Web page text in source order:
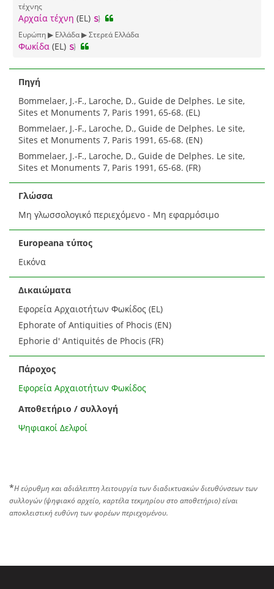
τέχνης
Αρχαία τέχνη (EL)
Ευρώπη ▶ Ελλάδα ▶ Στερεά Ελλάδα
Φωκίδα (EL)
Πηγή
Bommelaer, J.-F., Laroche, D., Guide de Delphes. Le site,
Sites et Monuments 7, Paris 1991, 65-68. (EL)
Bommelaer, J.-F., Laroche, D., Guide de Delphes. Le site,
Sites et Monuments 7, Paris 1991, 65-68. (EN)
Bommelaer, J.-F., Laroche, D., Guide de Delphes. Le site,
Sites et Monuments 7, Paris 1991, 65-68. (FR)
Γλώσσα
Μη γλωσσολογικό περιεχόμενο - Μη εφαρμόσιμο
Europeana τύπος
Εικόνα
Δικαιώματα
Εφορεία Αρχαιοτήτων Φωκίδος (EL)
Ephorate of Antiquities of Phocis (EN)
Ephorie d' Antiquités de Phocis (FR)
Πάροχος
Εφορεία Αρχαιοτήτων Φωκίδος
Αποθετήριο / συλλογή
Ψηφιακοί Δελφοί
*Η εύρυθμη και αδιάλειπτη λειτουργία των διαδικτυακών διευθύνσεων των
συλλογών (ψηφιακό αρχείο, καρτέλα τεκμηρίου στο αποθετήριο) είναι
αποκλειστική ευθύνη των φορέων περιεχομένου.